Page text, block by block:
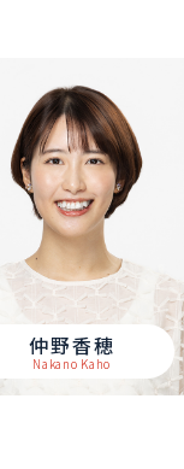
仲野香穂
Nakano Kaho